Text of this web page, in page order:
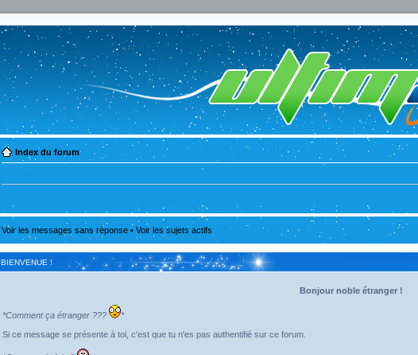
Index du forum
Voir les messages sans réponse • Voir les sujets actifs
BIENVENUE !
Bonjour noble étranger !
*Comment ça étranger ???
*
Si ce message se présente à toi, c'est que tu n'es pas authentifié sur ce forum.